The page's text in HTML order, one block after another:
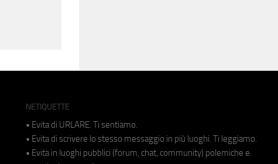
NETIQUETTE
• Evita di URLARE. Ti sentiamo.
• Evita di scrivere lo stesso messaggio in più luoghi. Ti leggiamo.
• Evita in luoghi pubblici (forum, chat, community) polemiche e